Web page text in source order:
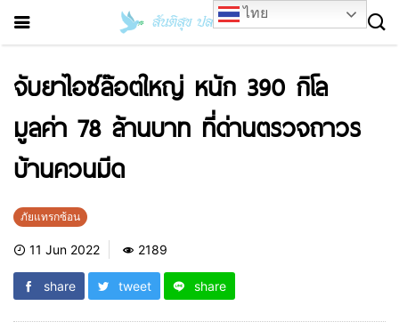
จับยาไอซ์ล๊อตใหญ่ หนัก 390 กิโล
มูลค่า 78 ล้านบาท ที่ด่านตรวจถาวร
บ้านควนมีด
ภัยแทรกซ้อน
11 Jun 2022 2189
share tweet share
ไทย